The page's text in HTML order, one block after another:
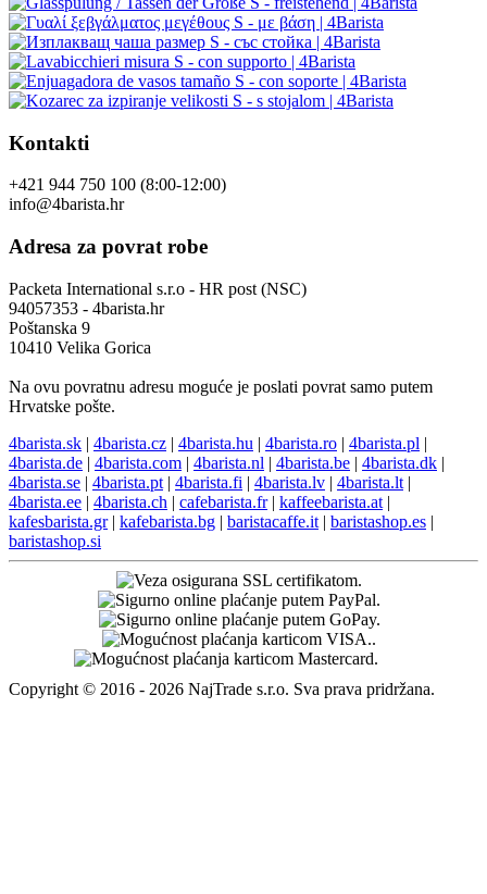
Kontakti
+421 944 750 100 (8:00-12:00)
info@4barista.hr
Adresa za povrat robe
Packeta International s.r.o - HR post (NSC)
94057353 - 4barista.hr
Poštanska 9
10410 Velika Gorica
Na ovu povratnu adresu moguće je poslati povrat samo putem
Hrvatske pošte.
4barista.sk | 4barista.cz | 4barista.hu | 4barista.ro | 4barista.pl |
4barista.de | 4barista.com | 4barista.nl | 4barista.be | 4barista.dk |
4barista.se | 4barista.pt | 4barista.fi | 4barista.lv | 4barista.lt |
4barista.ee | 4barista.ch | cafebarista.fr| kaffeebarista.at |
kafesbarista.gr| kafebarista.bg | baristacaffe.it | baristashop.es |
baristashop.si
Copyright © 2016 - 2026 NajTrade s.r.o. Sva prava pridržana.